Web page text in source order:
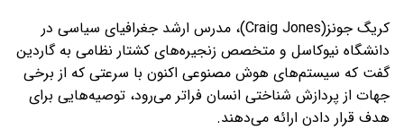
کریگ جونز(Craig Jones)، مدرس ارشد جغرافیای سیاسی در
دانشگاه نیوکاسل و متخصص زنجیره‌های کشتار نظامی به گاردین
گفت که سیستم‌های هوش مصنوعی اکنون با سرعتی که از برخی
جهات از پردازش شناختی انسان فراتر می‌رود، توصیه‌هایی برای
هدف قرار دادن ارائه می‌دهند.